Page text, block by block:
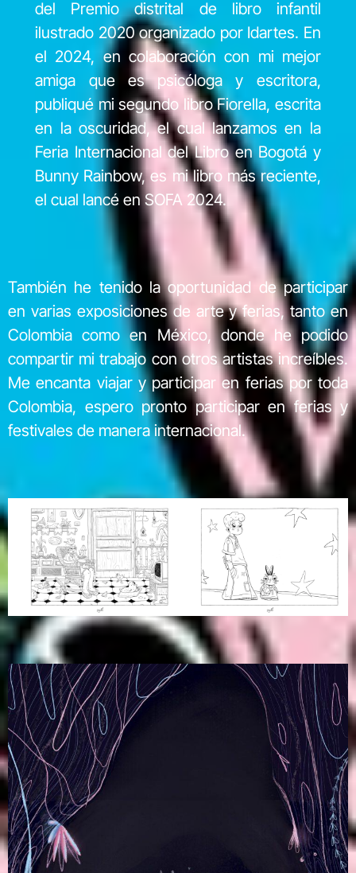
del Premio distrital de libro infantil
ilustrado 2020 organizado por Idartes. En
el 2024, en colaboración con mi mejor
amiga que es psicóloga y escritora,
publiqué mi segundo libro Fiorella, escrita
en la oscuridad, el cual lanzamos en la
Feria Internacional del Libro en Bogotá y
Bunny Rainbow, es mi libro más reciente,
el cual lancé en SOFA 2024.
También he tenido la oportunidad de participar
en varias exposiciones de arte y ferias, tanto en
Colombia como en México, donde he podido
compartir mi trabajo con otros artistas increíbles.
Me encanta viajar y participar en ferias por toda
Colombia, espero pronto participar en ferias y
festivales de manera internacional.